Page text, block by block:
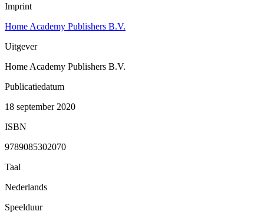
Imprint
Home Academy Publishers B.V.
Uitgever
Home Academy Publishers B.V.
Publicatiedatum
18 september 2020
ISBN
9789085302070
Taal
Nederlands
Speelduur